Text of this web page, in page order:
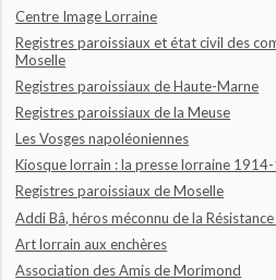
Centre Image Lorraine
Registres paroissiaux et état civil des
Moselle
Registres paroissiaux de Haute-Marne
Registres paroissiaux de la Meuse
Les Vosges napoléoniennes
Kiosque lorrain : la presse lorraine
Registres paroissiaux de Moselle
Addi Bâ, héros méconnu de la
Art lorrain aux enchères
Association des Amis de Morimond